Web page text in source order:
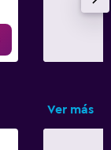
Ver más